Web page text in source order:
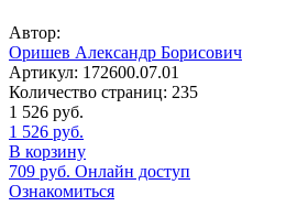
Автор:
Оришев Александр Борисович
Артикул: 172600.07.01
Количество страниц: 235
1 526 руб.
1 526 руб.
В корзину
709 руб. Онлайн доступ
Ознакомиться